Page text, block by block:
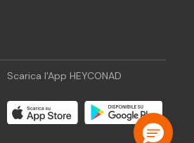
Scarica l'App HEYCONAD